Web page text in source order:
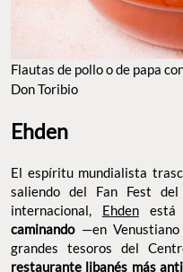
Flautas de pollo o de papa
Don Toribio
Ehden
El espíritu mundialista
saliendo del Fan Fest
internacional, Ehdenestá
caminando—en
grandes tesoros del
restaurante libanés más